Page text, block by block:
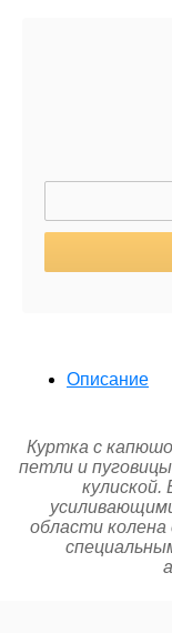
Описание
Куртка с
петли и
кулиской.
области